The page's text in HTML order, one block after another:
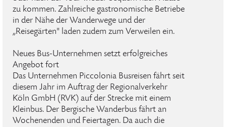
zu kommen. Zahlreiche gastronomische Betriebe
in der Nähe der Wanderwege und der
„Reisegärten" laden zudem zum Verweilen ein.
Neues Bus-Unternehmen setzt erfolgreiches
Angebot fort
Das Unternehmen Piccolonia Busreisen fährt seit
diesem Jahr im Auftrag der Regionalverkehr
Köln GmbH (RVK) auf der Strecke mit einem
Kleinbus. Der Bergische Wanderbus fährt an
Wochenenden und Feiertagen. Da auch die